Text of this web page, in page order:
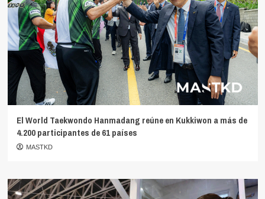
El World Taekwondo Hanmadang reúne en Kukkiwon a más de
4.200 participantes de 61 países
MASTKD